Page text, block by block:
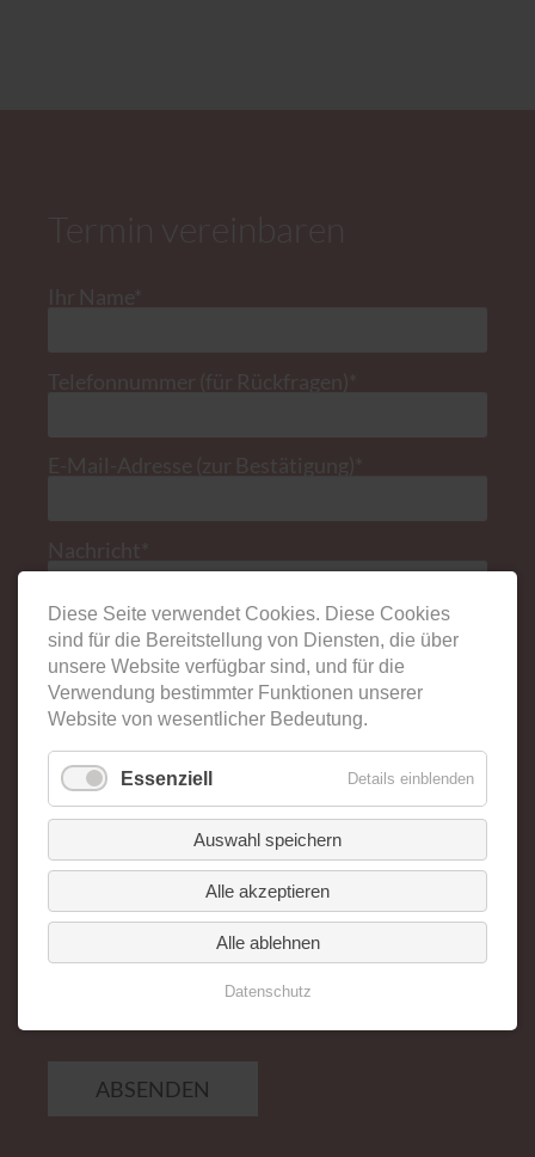
Datenschutzbestimmungenhabe ich gelesen und
akzeptiere diese durch absenden des Formulars. Bei
Fragen zum Datenschutz nutzen Sie die Email
info@brautmoden-pirna.de
ABSENDEN
Diese Seite verwendet Cookies. Diese Cookies
sind für die Bereitstellung von Diensten, die über
unsere Website verfügbar sind, und für die
Verwendung bestimmter Funktionen unserer
Website von wesentlicher Bedeutung.
Essenziell Details einblenden
Auswahl speichern
Alle akzeptieren
Alle ablehnen
Datenschutz